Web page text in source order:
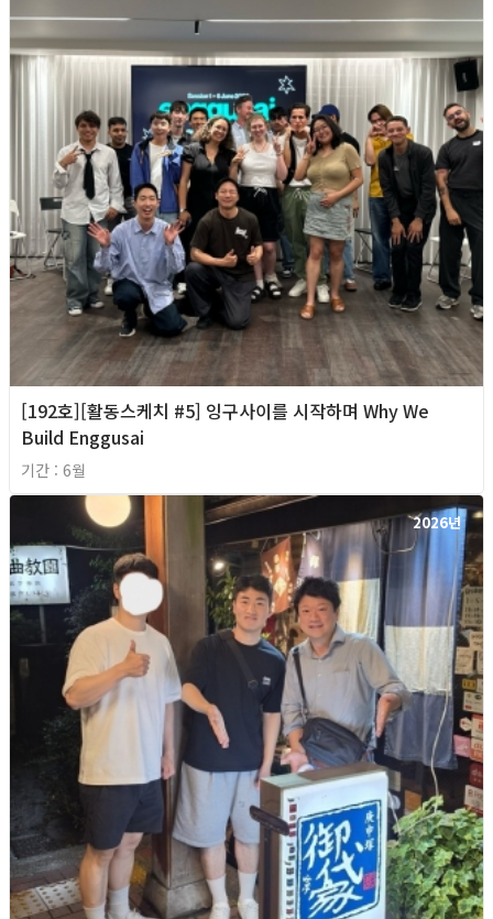
[192호][활동스케치 #5] 잉구사이를 시작하며 Why We
Build Enggusai
기간 : 6월
2026년